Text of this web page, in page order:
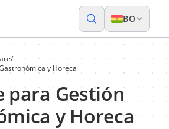
BO
/
y Horeca
para Gestión
y Horeca